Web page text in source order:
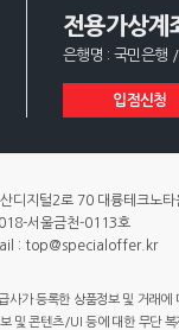
전용가상계
은행명 : 국민은행
입점신청
디지털2로 70 대륭테크노
서울금천-0113호
: top@specialoffer.kr
가 등록한 상품정보 및 거래
및 콘텐츠/UI 등에 대한 무단